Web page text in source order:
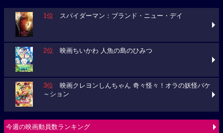
1位 スパイダーマン：ブランド・ニュー・デイ
2位 映画ちいかわ 人魚の島のひみつ
3位 映画クレヨンしんちゃん 奇々怪々！オラの妖怪バケ
～ション
今週の映画動員数ランキング